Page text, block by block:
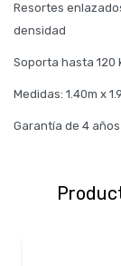
Resortes
densidad
Soporta hasta 120
Medidas: 1.40m x
Garantía de 4 años